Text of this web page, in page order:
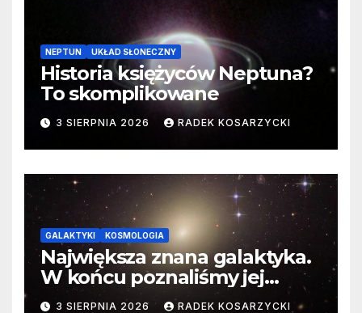
NEPTUN UKŁAD SŁONECZNY
Historia księżyców Neptuna?
To skomplikowane
3 SIERPNIA 2026 RADEK KOSARZYCKI
GALAKTYKI KOSMOLOGIA
Największa znana galaktyka.
W końcu poznaliśmy jej
faktyczne wymiary
3 SIERPNIA 2026 RADEK KOSARZYCKI